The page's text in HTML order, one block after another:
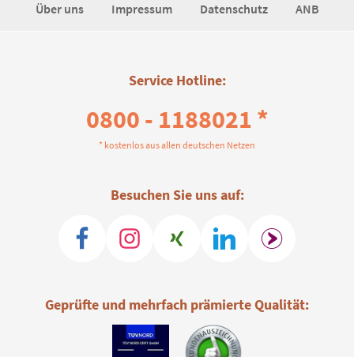
Über uns Impressum Datenschutz ANB
Service Hotline:
0800 - 1188021 *
* kostenlos aus allen deutschen Netzen
Besuchen Sie uns auf:
Geprüfte und mehrfach prämierte Qualität: